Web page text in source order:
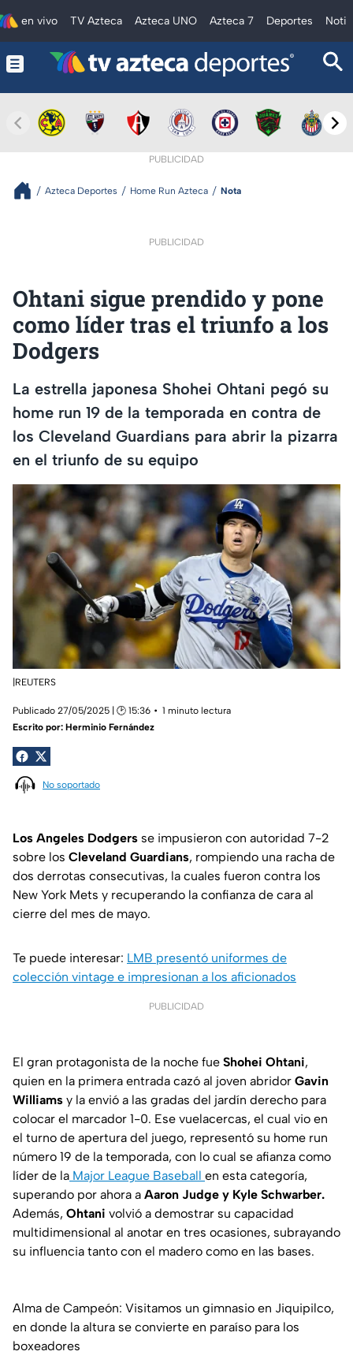
en vivo TV Azteca Azteca UNO Azteca 7 Deportes
PUBLICIDAD
Azteca Deportes Home Run Azteca Nota
PUBLICIDAD
Ohtani sigue prendido y pone
como líder tras el triunfo a los
Dodgers
La estrella japonesa Shohei Ohtani pegó su
home run 19 de la temporada en contra de
los Cleveland Guardians para abrir la pizarra
en el triunfo de su equipo
|REUTERS
Publicado 27/05/2025 | 🕑 15:36
1 minuto lectura
Escrito por: Herminio Fernández
No soportado
Los Angeles Dodgers se impusieron con autoridad 7-2
sobre los Cleveland Guardians, rompiendo una racha de
dos derrotas consecutivas, la cuales fueron contra los
New York Mets y recuperando la confianza de cara al
cierre del mes de mayo.
Te puede interesar: LMB presentó uniformes de
colección vintage e impresionan a los aficionados
PUBLICIDAD
El gran protagonista de la noche fue Shohei Ohtani,
quien en la primera entrada cazó al joven abridor Gavin
Williams y la envió a las gradas del jardín derecho para
colocar el marcador 1-0. Ese vuelacercas, el cual vio en
el turno de apertura del juego, representó su home run
número 19 de la temporada, con lo cual se afianza como
líder de la Major League Baseball en esta categoría,
superando por ahora a Aaron Judge y Kyle Schwarber.
Además, Ohtani volvió a demostrar su capacidad
multidimensional al anotar en tres ocasiones, subrayando
su influencia tanto con el madero como en las bases.
Alma de Campeón: Visitamos un gimnasio en Jiquipilco,
en donde la altura se convierte en paraíso para los
boxeadores